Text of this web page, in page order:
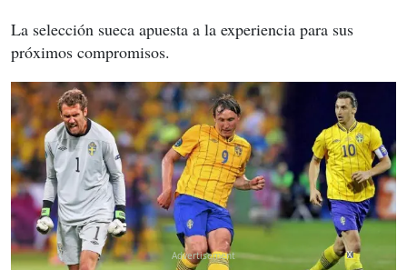
La selección sueca apuesta a la experiencia para sus
próximos compromisos.
X